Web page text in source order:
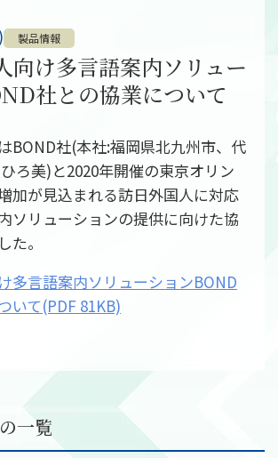
について
ュー
ポリシー
製品情報
向け多言語案内ソリュー
社との協業について
BOND社(本社:福岡県北九州市、代
ろ美)と2020年開催の東京オリン
加が見込まれる訪日外国人に対応
ソリューションの提供に向けた協
た。
多言語案内ソリューションBOND
いて(PDF 81KB)
一覧